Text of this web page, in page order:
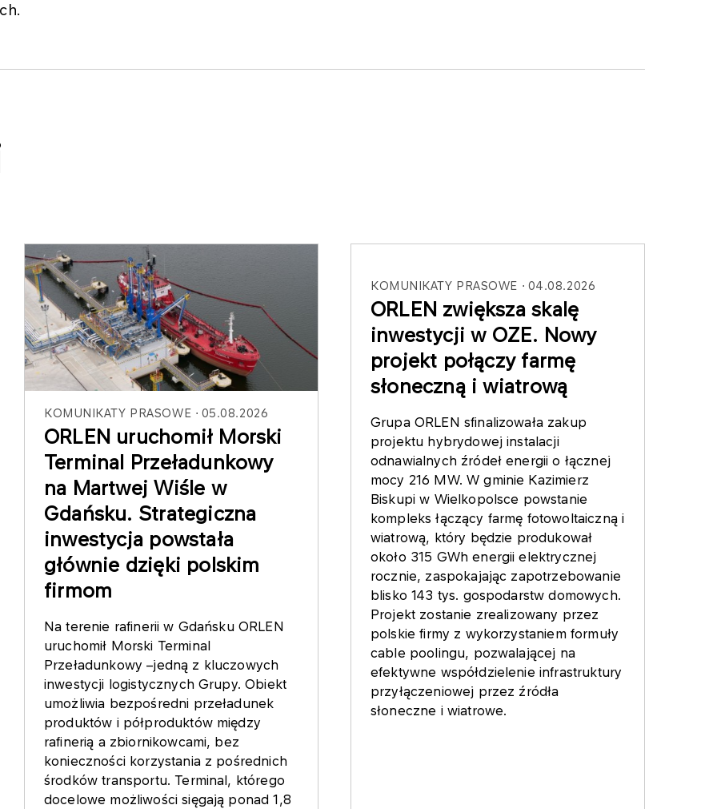
KOMUNIKATY PRASOWE 05.08.2026
ORLEN uruchomił Morski
Terminal Przeładunkowy
na Martwej Wiśle w
Gdańsku. Strategiczna
inwestycja powstała
głównie dzięki polskim
firmom
Na terenie rafinerii w Gdańsku ORLEN
uruchomił Morski Terminal
Przeładunkowy –jedną z kluczowych
inwestycji logistycznych Grupy. Obiekt
umożliwia bezpośredni przeładunek
produktów i półproduktów między
rafinerią a zbiornikowcami, bez
konieczności korzystania z pośrednich
środków transportu. Terminal, którego
docelowe możliwości sięgają ponad 1,8
KOMUNIKATY PRASOWE 04.08.2026
ORLEN zwiększa skalę
inwestycji w OZE. Nowy
projekt połączy farmę
słoneczną i wiatrową
Grupa ORLEN sfinalizowała zakup
projektu hybrydowej instalacji
odnawialnych źródeł energii o łącznej
mocy 216 MW. W gminie Kazimierz
Biskupi w Wielkopolsce powstanie
kompleks łączący farmę fotowoltaiczną i
wiatrową, który będzie produkował
około 315 GWh energii elektrycznej
rocznie, zaspokajając zapotrzebowanie
blisko 143 tys. gospodarstw domowych.
Projekt zostanie zrealizowany przez
polskie firmy z wykorzystaniem formuły
cable poolingu, pozwalającej na
efektywne współdzielenie infrastruktury
przyłączeniowej przez źródła
słoneczne i wiatrowe.